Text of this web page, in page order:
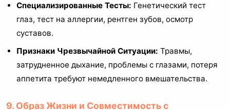
Специализированные Тесты: Генетический тест
глаз, тест на аллергии, рентген зубов, осмотр
суставов.
Признаки Чрезвычайной Ситуации: Травмы,
затрудненное дыхание, проблемы с глазами, потеря
аппетита требуют немедленного вмешательства.
9. Образ Жизни и Совместимость с